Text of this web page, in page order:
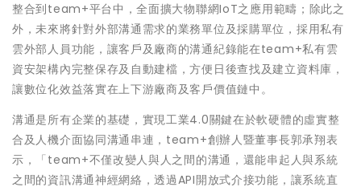
整合到team+平台中，全面擴大物聯網IoT之應用範疇；除此之
外，未來將針對外部溝通需求的業務單位及採購單位，採用私有
雲外部人員功能，讓客戶及廠商的溝通紀錄能在team+私有雲
資安架構內完整保存及自動建檔，方便日後查找及建立資料庫，
讓數位化效益落實在上下游廠商及客戶價值鏈中。
溝通是所有企業的基礎，實現工業4.0關鍵在於軟硬體的虛實整
合及人機介面協同溝通串連，team+創辦人暨董事長郭承翔表
示，「team+不僅改變人與人之間的溝通，還能串起人與系統
之間的資訊溝通神經網絡，透過API開放式介接功能，讓系統直